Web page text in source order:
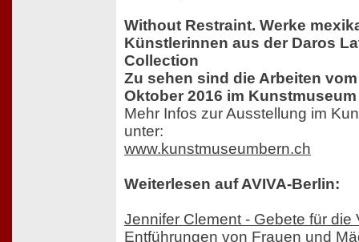
Without Restraint. Werke
Künstlerinnen aus der Daros
Collection
Zu sehen sind die Arbeiten
Oktober 2016 im
Mehr Infos zur Ausstellung im
unter:
www.kunstmuseumbern.ch
Weiterlesen auf AVIVA-Berlin:
Jennifer Clement - Gebete für die
Entführungen von Frauen und